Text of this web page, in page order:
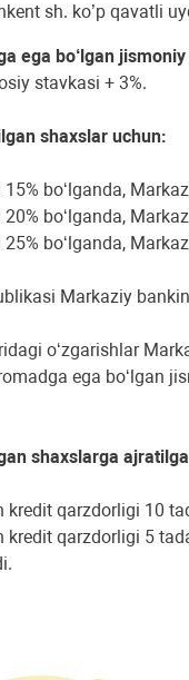
sh. ko’p qavatli
ega bo‘lgan
stavkasi + 3%.
shaxslar uchun:
bo‘lganda,
bo‘lganda,
bo‘lganda,
Markaziy
o‘zgarishlar
ega bo‘lgan
shaxslarga
kredit qarzdorligi 10
kredit qarzdorligi 5